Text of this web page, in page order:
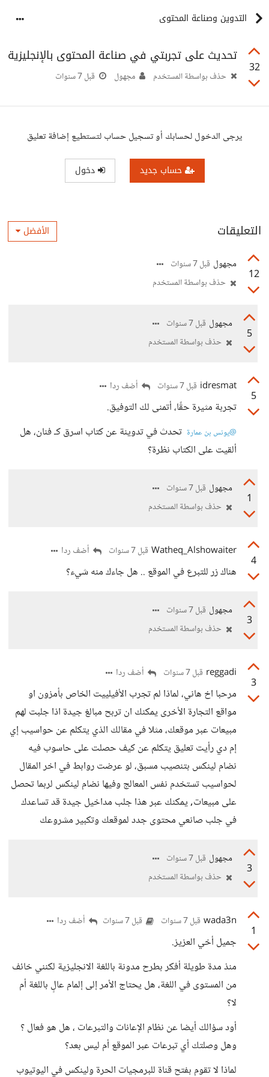
التدوين وصناعة المحتوى
32
تحديث على تجربتي في صناعة المحتوى بالإنجليزية
حذف بواسطة المستخدم مجهول قبل 7 سنوات
يرجى الدخول لحسابك أو تسجيل حساب لتستطيع إضافة تعليق
حساب جديد دخول
التعليقات الأفضل
12
مجهول قبل 7 سنوات
حذف بواسطة المستخدم
5
مجهول قبل 7 سنوات
حذف بواسطة المستخدم
5
idresmat قبل 7 سنوات أضف ردا
تجربة مثيرة حقًا، أتمنى لك التوفيق.
@يونس بن عمارة ‍ تحدث في تدوينة عن كتاب اسرق كـ فنان، هل
ألقيت على الكتاب نظرة؟
1
مجهول قبل 7 سنوات
حذف بواسطة المستخدم
4
Watheq_Alshowaiter قبل 7 سنوات أضف ردا
هناك زر للتبرع في الموقع .. هل جاءك منه شيء؟
3
مجهول قبل 7 سنوات
حذف بواسطة المستخدم
3
reggadi قبل 7 سنوات أضف ردا
مرحبا اخ هاني، لماذا لم تجرب الأفيلييت الخاص بأمزون او
مواقع التجارة الأخرى يمكنك ان تربح مبالغ جيدة اذا جلبت لهم
مبيعات عبر موقعك، مثلا في مقالك الذي يتكلم عن حواسيب إي
إم دي رأيت تعليق يتكلم عن كيف حصلت على حاسوب فيه
نضام لينكس بتنصيب مسبق، لو عرضت روابط في اخر المقال
لحواسيب تستخدم نفس المعالج وفيها نضام لينكس لربما تحصل
على مبيعات, يمكنك عبر هذا جلب مداخيل جيدة قد تساعدك
في جلب صانعي محتوى جدد لموقعك وتكبير مشروعك
3
مجهول قبل 7 سنوات
حذف بواسطة المستخدم
1
wada3n قبل 7 سنوات قبل 7 سنوات أضف ردا
جميل أخي العزيز.
منذ مدة طويلة أفكر بطرح مدونة باللغة الانجليزية لكنني خائف
من المستوى في اللغة، هل يحتاج الأمر إلى إلمام عالٍ باللغة أم
لا؟
أود سؤالك أيضا عن نظام الإعانات والتبرعات ، هل هو فعال ؟
وهل وصلتك أي تبرعات عبر الموقع أم ليس بعد؟
لماذا لا تقوم بفتح قناة للبرمجيات الحرة ولينكس في اليوتيوب